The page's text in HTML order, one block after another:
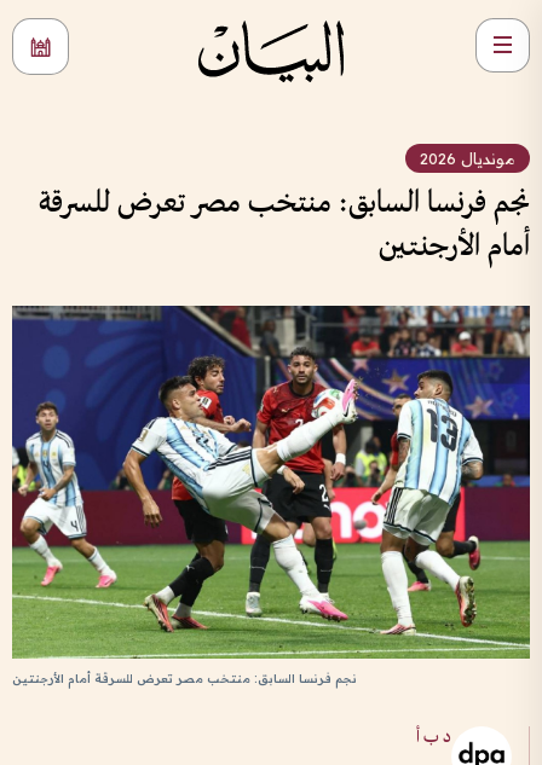
مونديال 2026
نجم فرنسا السابق: منتخب مصر تعرض للسرقة
أمام الأرجنتين
نجم فرنسا السابق: منتخب مصر تعرض للسرقة أمام الأرجنتين
د ب أ